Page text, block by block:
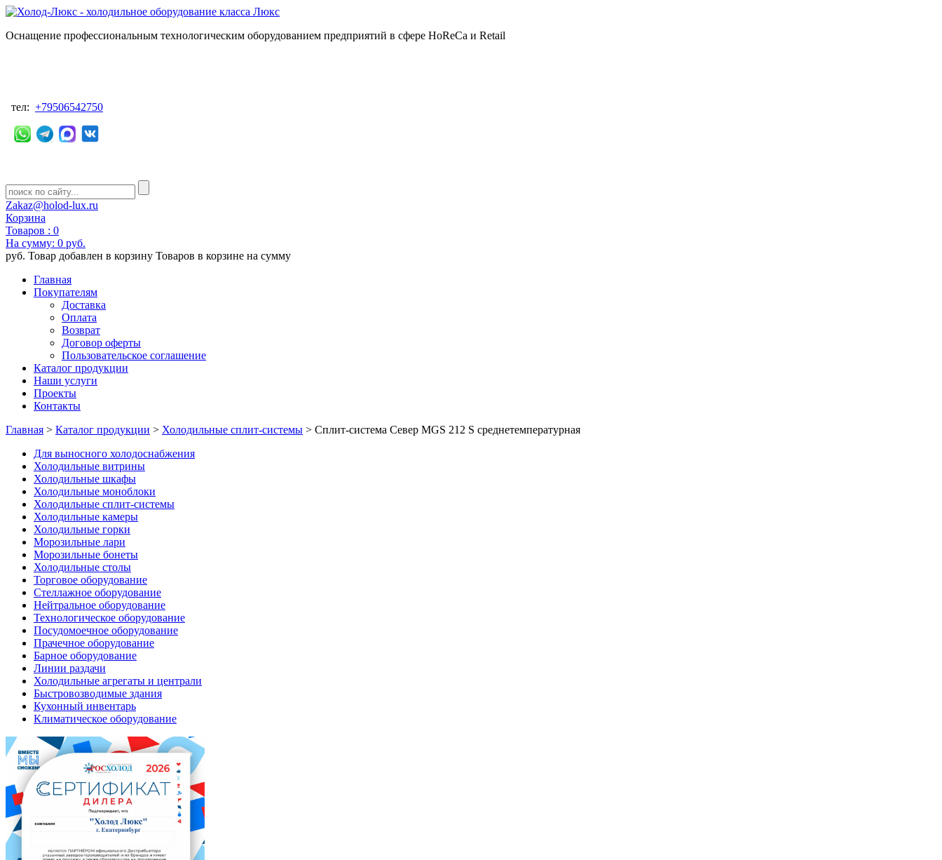
Оснащение профессиональным технологическим оборудованием предприятий в сфере HoReCa и Retail
тел: +79506542750
Zakaz@holod-lux.ru
Корзина
Товаров : 0
На сумму: 0 руб.
руб. Товар добавлен в корзину Товаров в корзине на сумму
Главная
Покупателям
Доставка
Оплата
Возврат
Договор оферты
Пользовательское соглашение
Каталог продукции
Наши услуги
Проекты
Контакты
Главная > Каталог продукции > Холодильные сплит-системы > Сплит-система Cевер MGS 212 S среднетемпературная
Для выносного холодоснабжения
Холодильные витрины
Холодильные шкафы
Холодильные моноблоки
Холодильные сплит-системы
Холодильные камеры
Холодильные горки
Морозильные лари
Морозильные бонеты
Холодильные столы
Торговое оборудование
Стеллажное оборудование
Нейтральное оборудование
Технологическое оборудование
Посудомоечное оборудование
Прачечное оборудование
Барное оборудование
Линии раздачи
Холодильные агрегаты и централи
Быстровозводимые здания
Кухонный инвентарь
Климатическое оборудование